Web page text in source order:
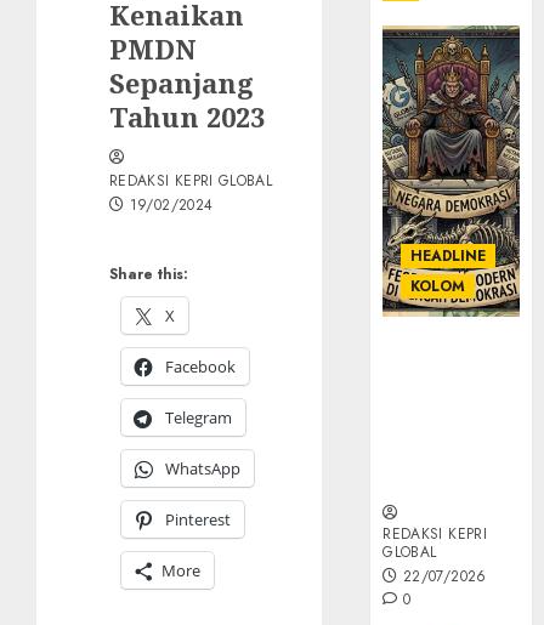
Kenaikan
PMDN
Sepanjang
Tahun 2023
Share this:
X
Facebook
Telegram
WhatsApp
Pinterest
More
REDAKSI KEPRI GLOBAL
19/02/2024
HEADLINE
KOLOM
REDAKSI KEPRI
GLOBAL
22/07/2026
0